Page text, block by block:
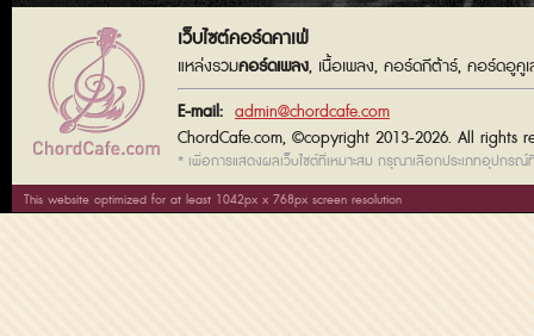
เว็บไซต์คอร์ดคาเฟ่
แหล่งรวมคอร์ดเพลง, เนื้อเพลง, คอร์ดกีต้าร์, คอร์ดอูคู
E-mail: admin@chordcafe.com
ChordCafe.com, ©copyright 2013-2026. All rights
* เพื่อการแสดงผลเว็บไซต์ที่เหมาะสม กรุณาเลือกประเภทอุปกรณ์
This website optimized for at least 1042px x 768px screen resolution